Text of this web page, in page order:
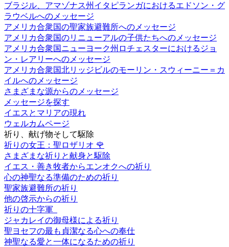
ブラジル、アマゾナス州イタピランガにおけるエドソン・グ
ラウベルへのメッセージ
アメリカ合衆国の聖家族避難所へのメッセージ
アメリカ合衆国のリニューアルの子供たちへのメッセージ
アメリカ合衆国ニューヨーク州ロチェスターにおけるジョ
ン・レアリーへのメッセージ
アメリカ合衆国北リッジビルのモーリン・スウィーニー＝カ
イルへのメッセージ
さまざまな源からのメッセージ
メッセージを探す
イエスとマリアの現れ
ウェルカムページ
祈り、献げ物そして駆除
祈りの女王：聖ロザリオ 🌹
さまざまな祈りと献身と駆除
イエス・善き牧者からエンオクへの祈り
心の神聖なる準備のための祈り
聖家族避難所の祈り
他の啓示からの祈り
祈りの十字軍
ジャカレイの御母様による祈り
聖ヨセフの最も貞潔なる心への奉仕
神聖なる愛と一体になるための祈り